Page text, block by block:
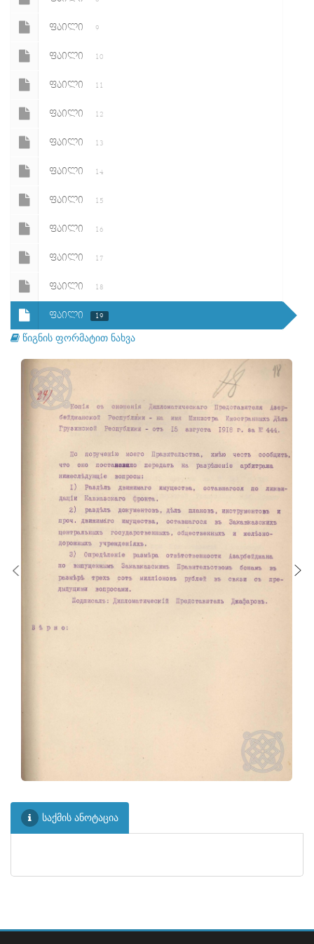
ᲤᲐᲘᲚᲘ 9
ᲤᲐᲘᲚᲘ 10
ᲤᲐᲘᲚᲘ 11
ᲤᲐᲘᲚᲘ 12
ᲤᲐᲘᲚᲘ 13
ᲤᲐᲘᲚᲘ 14
ᲤᲐᲘᲚᲘ 15
ᲤᲐᲘᲚᲘ 16
ᲤᲐᲘᲚᲘ 17
ᲤᲐᲘᲚᲘ 18
ᲤᲐᲘᲚᲘ 19
ᲤᲐᲘᲚᲘ 20
ᲤᲐᲘᲚᲘ 21
ᲤᲐᲘᲚᲘ
ᲤᲐᲘᲚᲘ 23
ᲤᲐᲘᲚᲘ 24
ᲤᲐᲘᲚᲘ 25
ᲤᲐᲘᲚᲘ 26
ᲤᲐᲘᲚᲘ 27
ᲤᲐᲘᲚᲘ 28
ᲤᲐᲘᲚᲘ 29
წიგნის ფორმატით ნახვა
საქმის ანოტაცია